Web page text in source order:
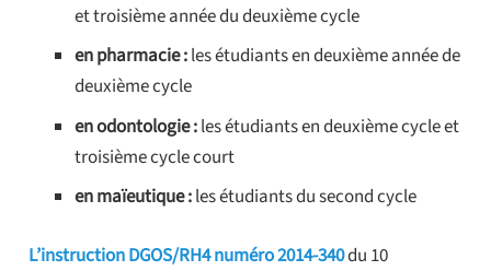
et troisième année du deuxième cycle
en pharmacie :les étudiants en deuxième année de
deuxième cycle
en odontologie :les étudiants en deuxième cycle et
troisième cycle court
en maïeutique :les étudiants du second cycle
L’instruction DGOS/RH4 numéro 2014-340du 10